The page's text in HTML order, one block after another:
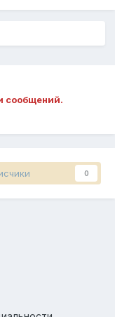
3 и от взрывов
сообщений.
0